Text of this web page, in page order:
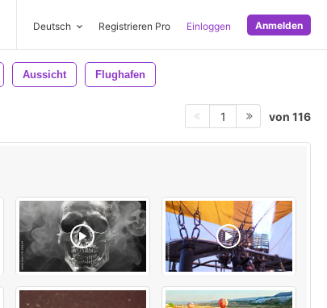
Deutsch Registrieren Pro Einloggen Anmelden
Aussicht Flughafen
1 von 116